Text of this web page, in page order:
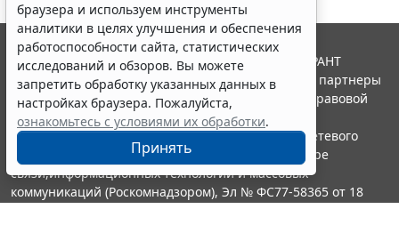
браузера и используем инструменты
аналитики в целях улучшения и обеспечения
работоспособности сайта, статистических
исследований и обзоров. Вы можете
запретить обработку указанных данных в
настройках браузера. Пожалуйста,
ознакомьтесь с условиями их обработки.
Принять
© ООО "НПП "ГАРАНТ-СЕРВИС", 2026. Система ГАРАНТ
выпускается с 1990 года. Компания "Гарант" и ее партнеры
являются участниками Российской ассоциации правовой
информации ГАРАНТ.
Портал ГАРАНТ.РУ зарегистрирован в качестве сетевого
издания Федеральной службой по надзору в сфере
связи,информационных технологий и массовых
коммуникаций (Роскомнадзором), Эл № ФС77-58365 от 18